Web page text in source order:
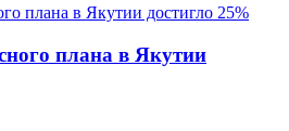
плана в Якутии